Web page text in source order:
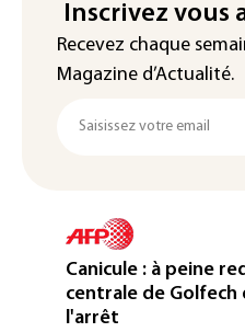
Inscrivez vous
Recevez chaque
Magazine d’Actualité.
Canicule : à peine
centrale de Golfech
l'arrêt